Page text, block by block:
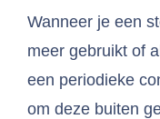
Wanneer je een
meer gebruikt of
een periodieke
om deze buiten